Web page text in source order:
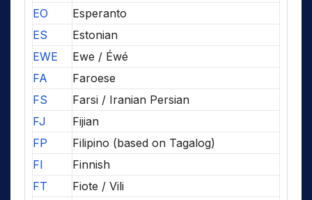
EO
Esperanto
ES
Estonian
EWE
Ewe / Éwé
FA
Faroese
FS
Farsi / Iranian Persian
FJ
Fijian
FP
Filipino (based on Tagalog)
FI
Finnish
FT
Fiote / Vili